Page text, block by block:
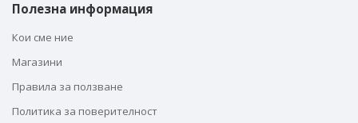
Полезна информация
Кои сме ние
Магазини
Правила за ползване
Политика за поверителност